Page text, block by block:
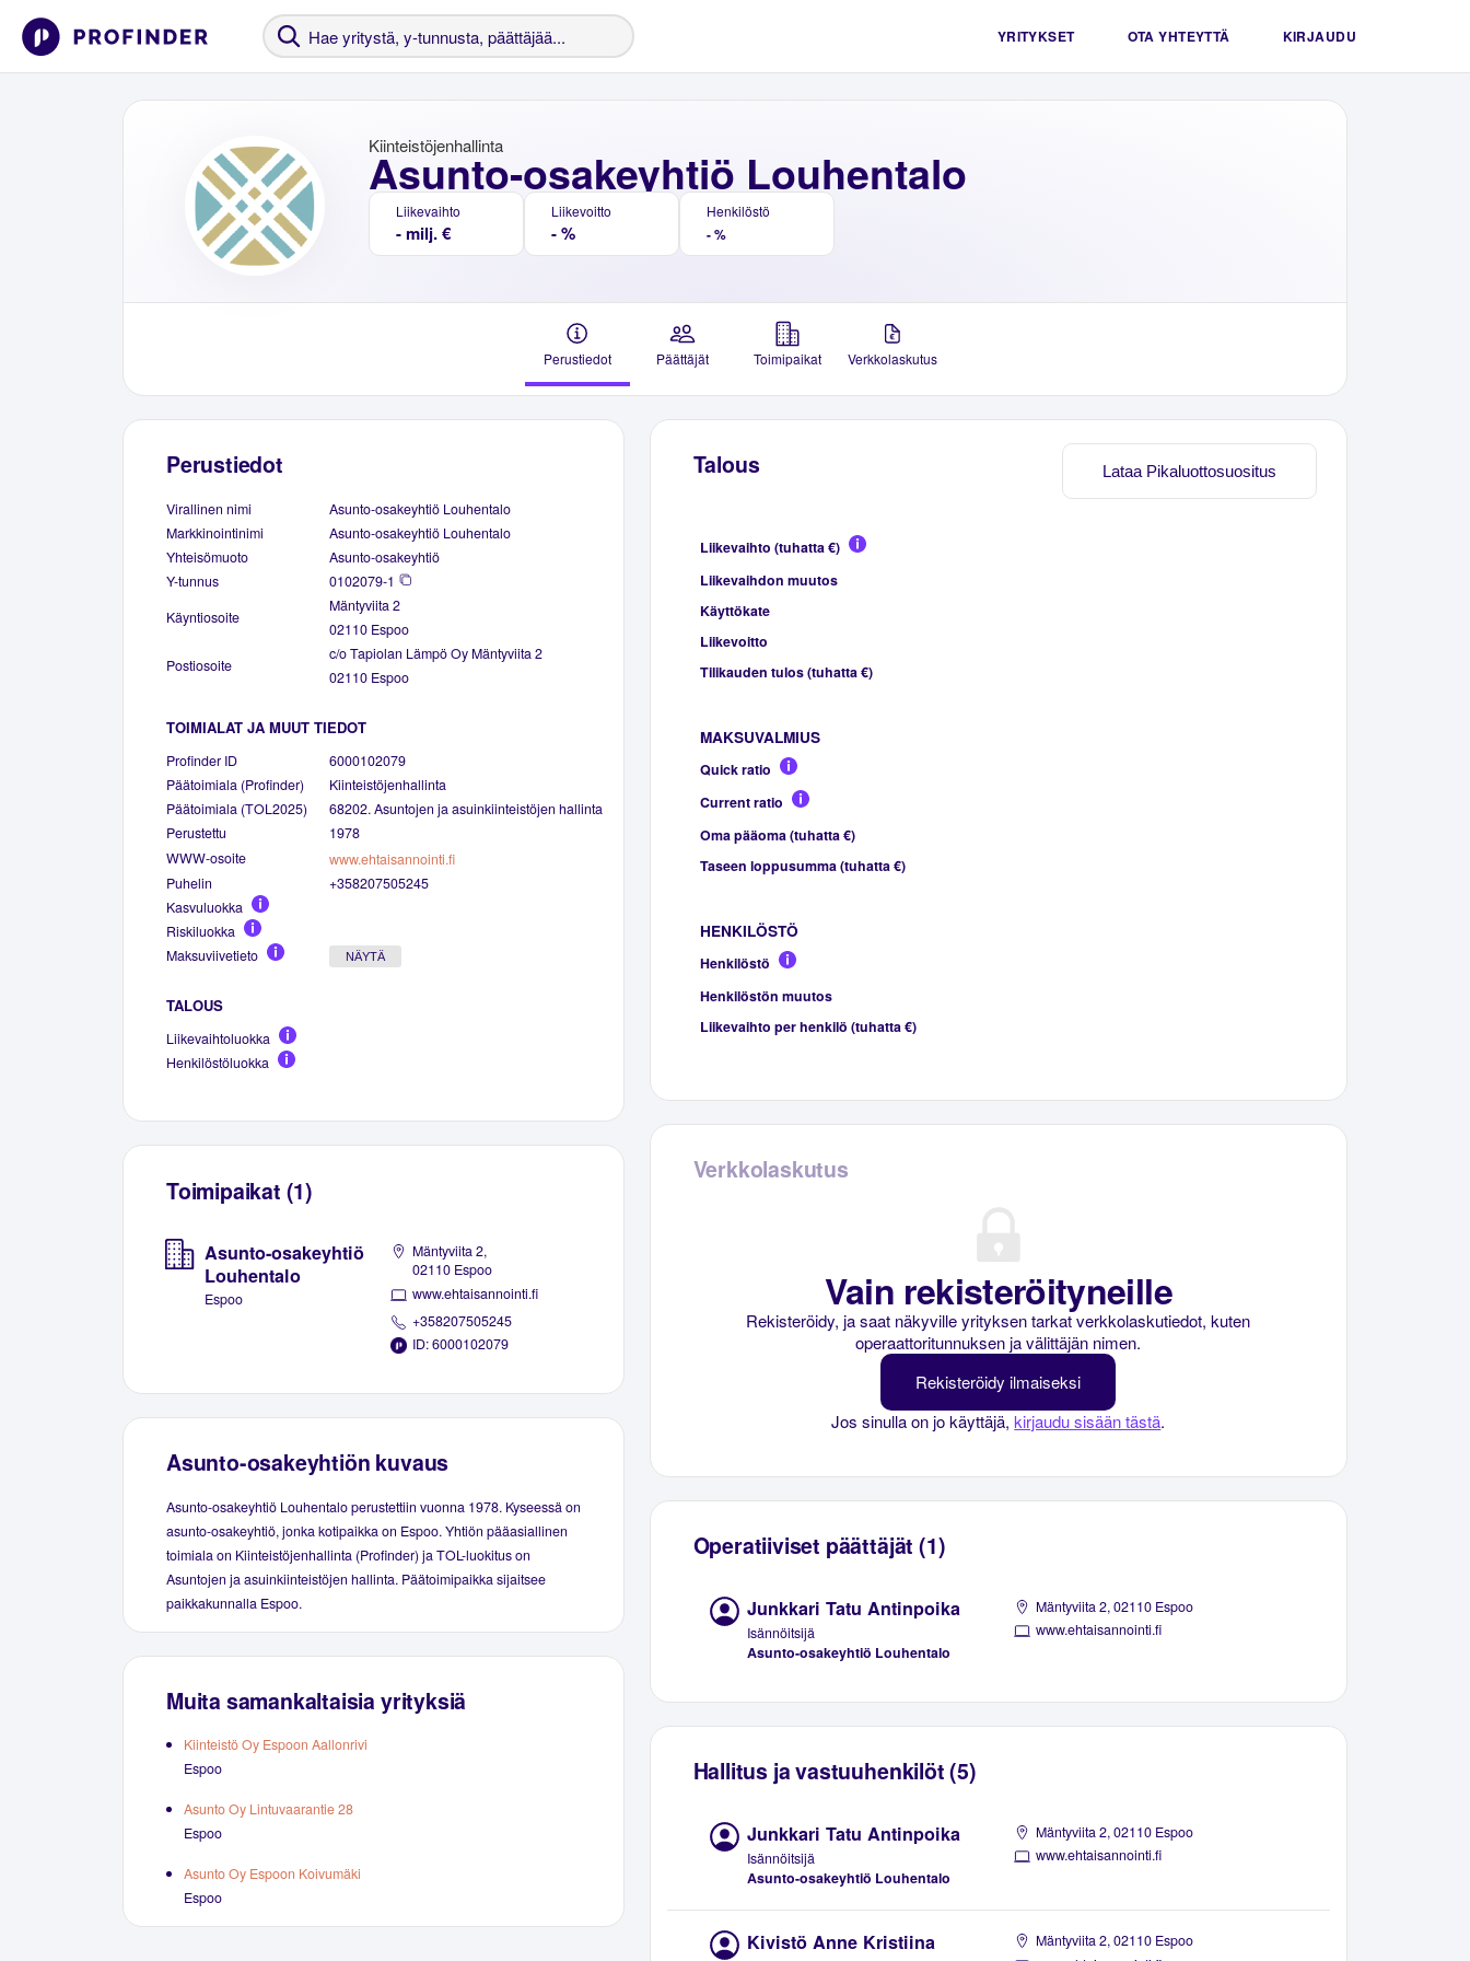
YRITYKSET OTA YHTEYTTÄ KIRJAUDU
Asunto-osakeyhtiö Louhentalo
Kiinteistöjenhallinta
Liikevaihto
- milj. €
Liikevoitto
- %
Henkilöstö
- %
Perustiedot Päättäjät Toimipaikat Verkkolaskutus
Perustiedot
Virallinen nimi
Asunto-osakeyhtiö Louhentalo
Markkinointinimi
Asunto-osakeyhtiö Louhentalo
Yhteisömuoto
Asunto-osakeyhtiö
Y-tunnus
0102079-1
Käyntiosoite
Mäntyviita 2
02110 Espoo
Postiosoite
c/o Tapiolan Lämpö Oy Mäntyviita 2
02110 Espoo
TOIMIALAT JA MUUT TIEDOT
Profinder ID
6000102079
Päätoimiala (Profinder)
Kiinteistöjenhallinta
Päätoimiala (TOL2025)
68202. Asuntojen ja asuinkiinteistöjen hallinta
Perustettu
1978
WWW-osoite
www.ehtaisannointi.fi
Puhelin
+358207505245
Kasvuluokka
Riskiluokka
Maksuviivetieto
NÄYTÄ
TALOUS
Liikevaihtoluokka
Henkilöstöluokka
Toimipaikat (1)
Asunto-osakeyhtiö
Louhentalo
Espoo
Mäntyviita 2,
02110 Espoo
www.ehtaisannointi.fi
+358207505245
ID: 6000102079
Asunto-osakeyhtiön kuvaus
Asunto-osakeyhtiö Louhentalo perustettiin vuonna 1978. Kyseessä on
asunto-osakeyhtiö, jonka kotipaikka on Espoo. Yhtiön pääasiallinen
toimiala on Kiinteistöjenhallinta (Profinder) ja TOL-luokitus on
Asuntojen ja asuinkiinteistöjen hallinta. Päätoimipaikka sijaitsee
paikkakunnalla Espoo.
Muita samankaltaisia yrityksiä
Kiinteistö Oy Espoon Aallonrivi
Espoo
Asunto Oy Lintuvaarantie 28
Espoo
Asunto Oy Espoon Koivumäki
Espoo
Lataa Pikaluottosuositus
Talous
Liikevaihto (tuhatta €)
Liikevaihdon muutos
Käyttökate
Liikevoitto
Tilikauden tulos (tuhatta €)
MAKSUVALMIUS
Quick ratio
Current ratio
Oma pääoma (tuhatta €)
Taseen loppusumma (tuhatta €)
HENKILÖSTÖ
Henkilöstö
Henkilöstön muutos
Liikevaihto per henkilö (tuhatta €)
Verkkolaskutus
Vain rekisteröityneille
Rekisteröidy, ja saat näkyville yrityksen tarkat verkkolaskutiedot, kuten
operaattoritunnuksen ja välittäjän nimen.
Rekisteröidy ilmaiseksi
Jos sinulla on jo käyttäjä,kirjaudu sisään tästä.
Operatiiviset päättäjät (1)
Junkkari Tatu Antinpoika
Isännöitsijä
Asunto-osakeyhtiö Louhentalo
Mäntyviita 2, 02110 Espoo
www.ehtaisannointi.fi
Hallitus ja vastuuhenkilöt (5)
Junkkari Tatu Antinpoika
Isännöitsijä
Asunto-osakeyhtiö Louhentalo
Mäntyviita 2, 02110 Espoo
www.ehtaisannointi.fi
Kivistö Anne Kristiina
Mäntyviita 2, 02110 Espoo